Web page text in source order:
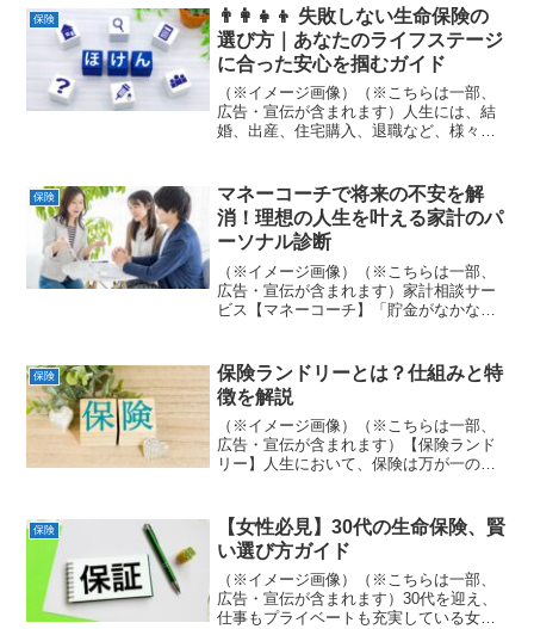
品の中から自分に最適なものを選ぶのは
至難の業。そこで注目し...
保険
👨‍👩‍👧‍👦 失敗しない生命保険の
選び方｜あなたのライフステージ
に合った安心を掴むガイド
（※イメージ画像）（※こちらは一部、
広告・宣伝が含まれます）人生には、結
婚、出産、住宅購入、退職など、様々な
か？生命保険は、そんな不測の事態に備
え、大切な家族や自分自身を...
保険
マネーコーチで将来の不安を解
消！理想の人生を叶える家計のパ
ーソナル診断
（※イメージ画像）（※こちらは一部、
広告・宣伝が含まれます）家計相談サー
ビス【マネーコーチ】「貯金がなかなか
たお金の不安を抱えていませんか？ネッ
トやSNSには情...
保険
保険ランドリーとは？仕組みと特
徴を解説
（※イメージ画像）（※こちらは一部、
広告・宣伝が含まれます）【保険ランド
リー】人生において、保険は万が一のリ
品の多様化により、現状の保険が本当に
最適なのか、疑問を感じる...
保険
【女性必見】30代の生命保険、賢
い選び方ガイド
（※イメージ画像）（※こちらは一部、
広告・宣伝が含まれます）30代を迎え、
仕事もプライベートも充実している女性